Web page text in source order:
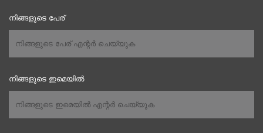
നിങ്ങളുടെ പേര്
നിങ്ങളുടെ ഇമെയിൽ